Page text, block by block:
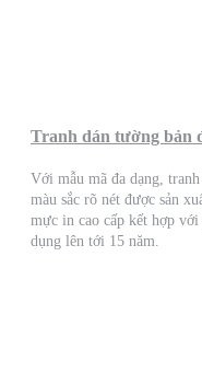
Tranh dán tường bản
Với mẫu mã đa dạng,
màu sắc rõ nét được sản
mực in cao cấp kết hợp
dụng lên tới 15 năm.